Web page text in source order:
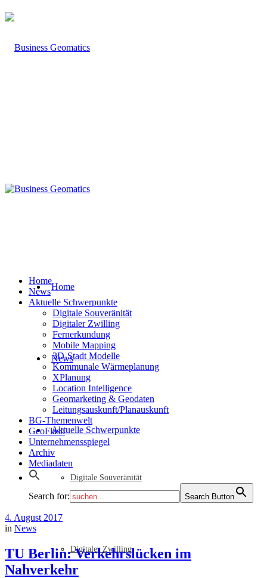
Home
News
Aktuelle Schwerpunkte
Digitale Souveränität
Digitaler Zwilling
Home
News
Aktuelle Schwerpunkte
Digitale Souveränität
Digitaler Zwilling
Fernerkundung
Mobile Mapping
3D-Stadt Modelle
Kommunale Wärmeplanung
XPlanung
Location Intelligence
Geomarketing & Geodaten
Leitungsauskunft/Planauskunft
BG-Themenwelt
GeoFlash
Unternehmensspiegel
Archiv
Mediadaten
Search for: Search Button
4. August 2017
in News
TU Berlin: Verkehrslücken im
Nahverkehr